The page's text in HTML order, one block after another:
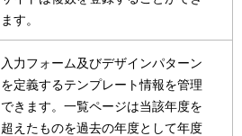
ます。
入力フォーム及びデザインパターン
を定義するテンプレート情報を管理
できます。一覧ページは当該年度を
超えたものを過去の年度として年度